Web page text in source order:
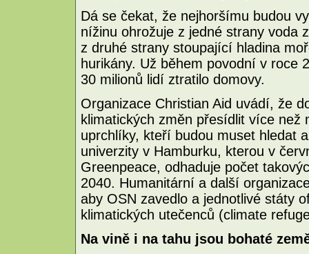
Dá se čekat, že nejhoršímu budou
nížinu ohrožuje z jedné strany voda
z druhé strany stoupající hladina
hurikány. Už během povodní v roce
30 milionů lidí ztratilo domovy.
Organizace Christian Aid uvádí, že
klimatických změn přesídlit více než
uprchlíky, kteří budou muset hledat
univerzity v Hamburku, kterou v
Greenpeace, odhaduje počet
2040. Humanitární a další
aby OSN zavedlo a jednotlivé státy
klimatických utečenců (climate
Na vině i na tahu jsou bohaté